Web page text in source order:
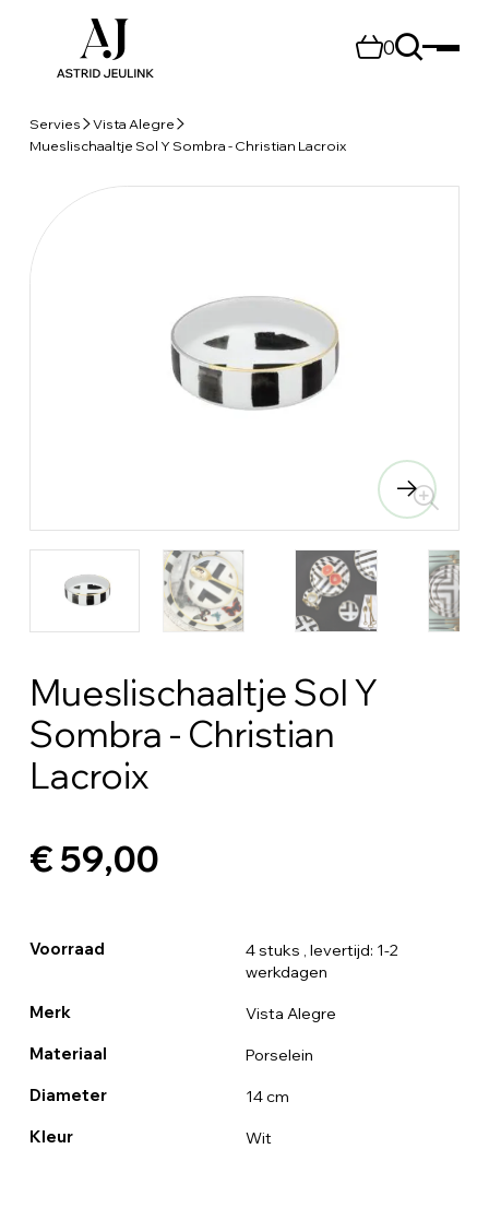
0
Servies
Vista Alegre
Mueslischaaltje Sol Y Sombra - Christian Lacroix
Mueslischaaltje Sol Y
Sombra - Christian
Lacroix
€ 59,00
Voorraad 4 stuks , levertijd: 1-2
werkdagen
Merk Vista Alegre
Materiaal Porselein
Diameter 14 cm
Kleur Wit